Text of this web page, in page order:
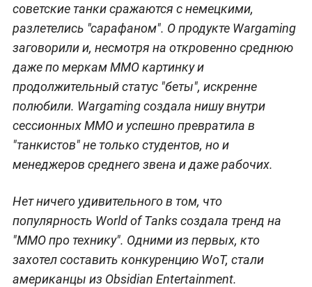
советские танки сражаются с немецкими,
разлетелись "сарафаном". О продукте Wargaming
заговорили и, несмотря на откровенно среднюю
даже по меркам MMO картинку и
продолжительный статус "беты", искренне
полюбили. Wargaming создала нишу внутри
сессионных MMO и успешно превратила в
"танкистов" не только студентов, но и
менеджеров среднего звена и даже рабочих.
Нет ничего удивительного в том, что
популярность World of Tanks создала тренд на
"MMO про технику". Одними из первых, кто
захотел составить конкуренцию WoT, стали
американцы из Obsidian Entertainment.